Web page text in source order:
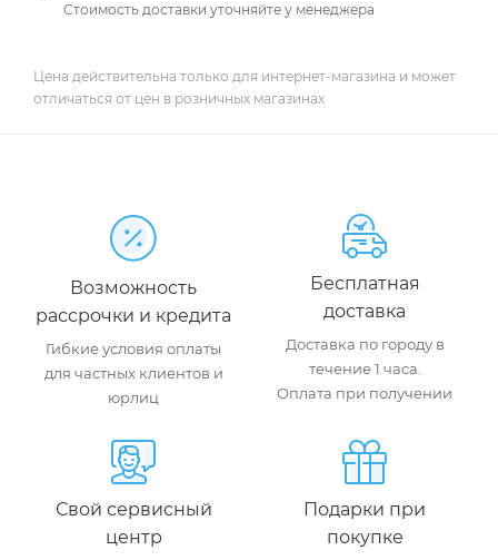
Стоимость доставки уточняйте у менеджера
Цена действительна только для интернет-магазина и может
отличаться от цен в розничных магазинах
Возможность
рассрочки и кредита
Гибкие условия оплаты
для частных клиентов и
юрлиц
Бесплатная
доставка
Доставка по городу в
течение 1 часа.
Оплата при получении
Свой сервисный
центр
Подарки при
покупке